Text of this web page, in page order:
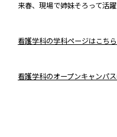
来春、現場で姉妹そろって活
看護学科の学科ページはこち
看護学科のオープンキャンパ